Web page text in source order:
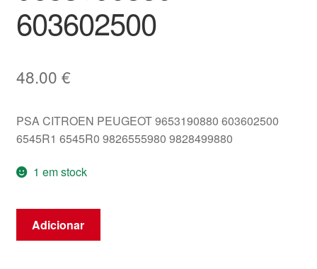
603602500
48.00 €
PSA CITROEN PEUGEOT 9653190880 603602500
6545R1 6545R0 9826555980 9828499880
1 em stock
Quantidade
Adicionar